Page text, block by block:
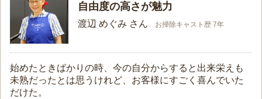
自由度の高さが魅力
渡辺 めぐみ さん お掃除キャスト歴 7年
始めたときばかりの時、今の自分からすると出来栄えも
未熟だったとは思うけれど、お客様にすごく喜んでいた
だけた。